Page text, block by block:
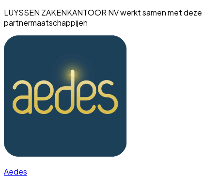
LUYSSEN ZAKENKANTOOR NV werkt samen met deze
partnermaatschappijen
Aedes